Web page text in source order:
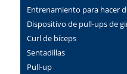
Entrenamiento para hacer
dispositivo de pull-ups de
curl de bíceps
sentadillas
pull-up